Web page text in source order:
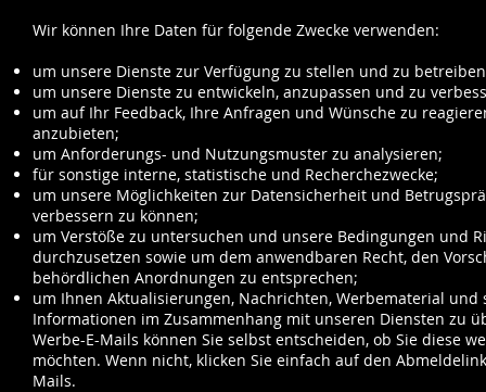
Wir können Ihre Daten für folgende Zwecke verwenden:
um unsere Dienste zur Verfügung zu stellen und zu
um unsere Dienste zu entwickeln, anzupassen und zu
um auf Ihr Feedback, Ihre Anfragen und Wünsche zu
anzubieten;
um Anforderungs- und Nutzungsmuster zu analysieren;
für sonstige interne, statistische und Recherchezwecke;
um unsere Möglichkeiten zur Datensicherheit und
verbessern zu können;
um Verstöße zu untersuchen und unsere Bedingungen und
durchzusetzen sowie um dem anwendbaren Recht, den
behördlichen Anordnungen zu entsprechen;
um Ihnen Aktualisierungen, Nachrichten, Werbematerial und
Informationen im Zusammenhang mit unseren Diensten zu
Werbe-E-Mails können Sie selbst entscheiden, ob Sie diese
möchten. Wenn nicht, klicken Sie einfach auf den
Mails.